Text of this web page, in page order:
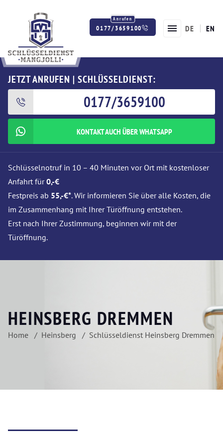
0177/3659100 DE EN
JETZT ANRUFEN | SCHLÜSSELDIENST:
0177/3659100
KONTAKT AUCH ÜBER WHATSAPP
Schlüsselnotruf in 10 – 40 Minuten vor Ort mit kostenloser
Anfahrt für0,-€
Festpreis ab 55,-€*. Wir informieren Sie über alle Kosten, die
im Zusammenhang mit Ihrer Türöffnung entstehen.
Erst nach Ihrer Zustimmung, beginnen wir mit der
Türöffnung.
HEINSBERG DREMMEN
Home Heinsberg Schlüsseldienst Heinsberg Dremmen